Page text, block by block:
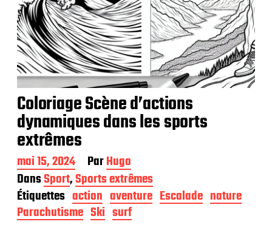
Coloriage Scène d’actions
dynamiques dans les sports
extrêmes
D
a
t
e
d
e
mai 15, 2024 ParHugo
DansSport,Sports extrêmes
Étiquettes action aventure Escalade nature
Parachutisme Ski surf